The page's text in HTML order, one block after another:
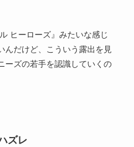
ヒーローズ』みたいな感じ
んだけど、こういう露出を見
ーズの若手を認識していくの
ズレ